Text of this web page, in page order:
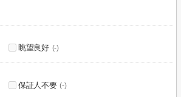
眺望良好 (-)
保証人不要 (-)